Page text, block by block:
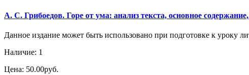
А. С. Грибоедов. Горе от ума: анализ текста, основное
Данное издание может быть использовано при подготовке к уроку
Наличие: 1
Цена: 50.00руб.